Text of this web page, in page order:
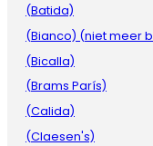
(Batida)
(Bianco) (niet meer
(Bicalla)
(Brams París)
(Calida)
(Claesen's)